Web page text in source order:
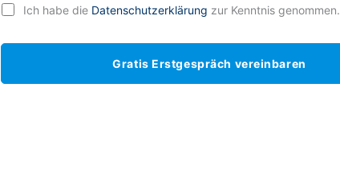
Ich habe die Datenschutzerklärung zur Kenntnis genommen.
Gratis Erstgespräch vereinbaren